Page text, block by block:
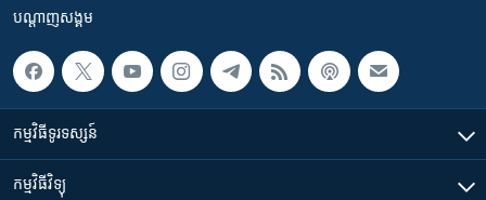
បណ្តាញ​សង្គម
កម្មវិធី​ទូរទស្សន៍
កម្មវិធី​វិទ្យុ